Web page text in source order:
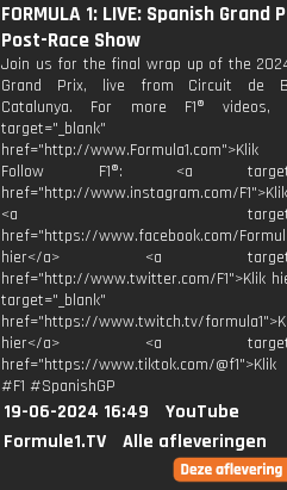
FORMULA 1: LIVE: Spanish Grand
Post-Race Show
Join us for the final wrap up of the
Grand Prix, live from Circuit de
Catalunya. For more F1®
target="_blank"
href="http://
Follow F1®: <a
href="http://www.instagram.com/
<a
href="https://www.facebook.com/
hier</a> <a
href="http://www.twitter.com/F1">Klik
target="_blank"
href="https://www.twitch.tv/
hier</a> <a
href="https://www.tiktok.com/
#F1 #SpanishGP
19-06-2024 16:49
YouTube
Formule1.TV
Alle afleveringen